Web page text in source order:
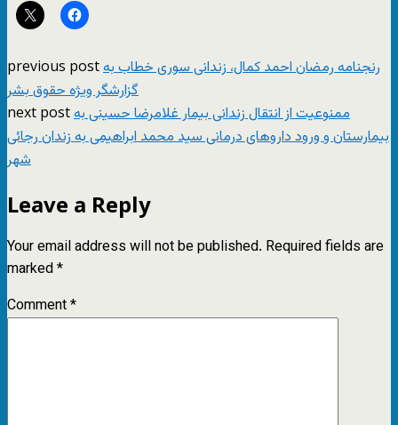
previous postرنجنامه رمضان احمد کمال، زندانی سوری خطاب به
گزارشگر ویژه حقوق بشر
next postممنوعیت از انتقال زندانی بیمار غلامرضا حسینی به
بیمارستان و ورود داروهای درمانی سید محمد ابراهیمی به زندان رجائی
شهر
Leave a Reply
Your email address will not be published. Required fields are
marked*
Comment*